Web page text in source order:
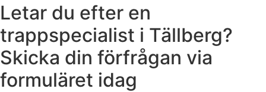
Letar du efter en
trappspecialist i Tällberg?
Skicka din förfrågan via
formuläret idag